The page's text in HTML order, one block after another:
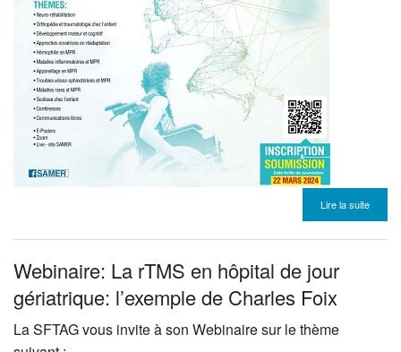
Lire la suite
Webinaire: La rTMS en hôpital de jour
gériatrique: l’exemple de Charles Foix
LaSFTAGvous invite à son Webinaire sur le thème